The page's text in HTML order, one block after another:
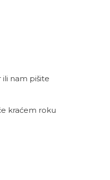
nam pišite
kraćem roku